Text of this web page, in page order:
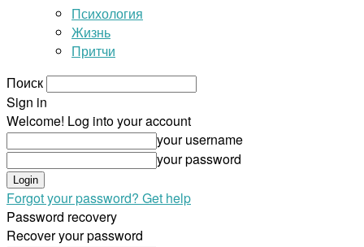
Психология
Жизнь
Притчи
Поиск
Sign in
Welcome! Log into your account
your username
your password
Forgot your password? Get help
Password recovery
Recover your password